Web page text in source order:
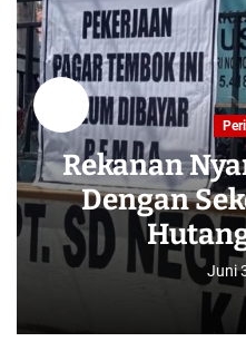
Rekanan
Dengan
Juni